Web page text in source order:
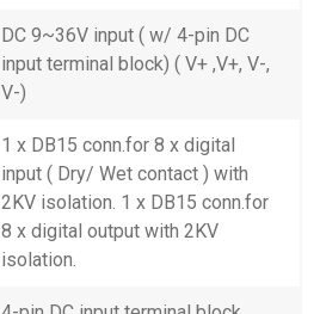
DC 9~36V input ( w/ 4-pin DC
input terminal block) ( V+ ,V+, V-,
V-)
1 x DB15 conn.for 8 x digital
input ( Dry/ Wet contact ) with
2KV isolation. 1 x DB15 conn.for
8 x digital output with 2KV
isolation.